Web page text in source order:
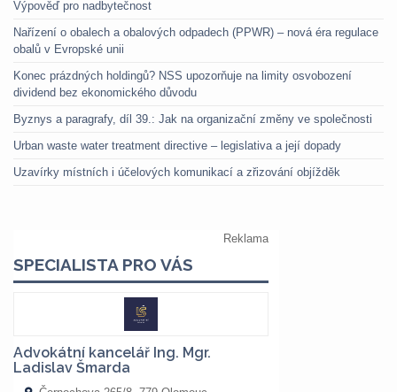
Výpověď pro nadbytečnost
Nařízení o obalech a obalových odpadech (PPWR) – nová éra regulace
obalů v Evropské unii
Konec prázdných holdingů? NSS upozorňuje na limity osvobození
dividend bez ekonomického důvodu
Byznys a paragrafy, díl 39.: Jak na organizační změny ve společnosti
Urban waste water treatment directive – legislativa a její dopady
Uzavírky místních i účelových komunikací a zřizování objížděk